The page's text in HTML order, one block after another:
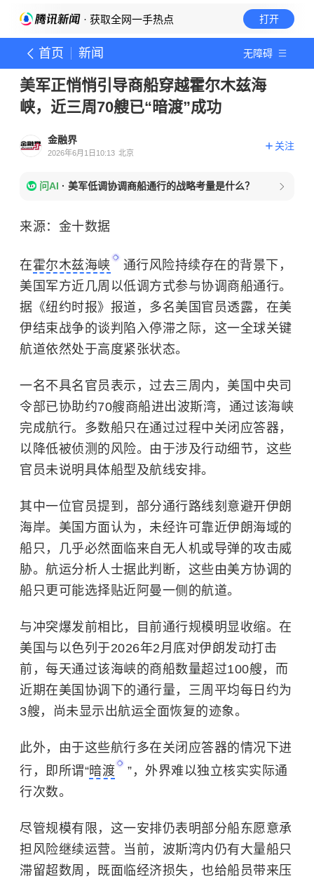
· 获取全网一手热点 打开
首页 新闻 无障碍
美军正悄悄引导商船穿越霍尔木兹海
峡，近三周70艘已“暗渡”成功
金融界
2026年6月1日10:13 北京
关注
问AI · 美军低调协调商船通行的战略考量是什么？
来源：金十数据
在霍尔木兹海峡
通行风险持续存在的背景下，
美国军方近几周以低调方式参与协调商船通行。
据《纽约时报》报道，多名美国官员透露，在美
伊结束战争的谈判陷入停滞之际，这一全球关键
航道依然处于高度紧张状态。
一名不具名官员表示，过去三周内，美国中央司
令部已协助约70艘商船进出波斯湾，通过该海峡
完成航行。多数船只在通过过程中关闭应答器，
以降低被侦测的风险。由于涉及行动细节，这些
官员未说明具体船型及航线安排。
其中一位官员提到，部分通行路线刻意避开伊朗
海岸。美国方面认为，未经许可靠近伊朗海域的
船只，几乎必然面临来自无人机或导弹的攻击威
胁。航运分析人士据此判断，这些由美方协调的
船只更可能选择贴近阿曼一侧的航道。
与冲突爆发前相比，目前通行规模明显收缩。在
美国与 以色列 于2026年2月底对伊朗发动打击
前，每天通过该海峡的商船数量超过100艘，而
近期在美国协调下的通行量，三周平均每日约为
3艘，尚未显示出航运全面恢复的迹象。
此外，由于这些航行多在关闭应答器的情况下进
行，即所谓“暗渡
”，外界难以独立核实实际通
行次数。
尽管规模有限，这一安排仍表明部分船东愿意承
担风险继续运营。当前，波斯湾内仍有大量船只
滞留超数周，既面临经济损失，也给船员带来压